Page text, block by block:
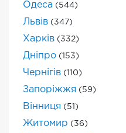
Одеса (544)
Львів (347)
Харків (332)
Дніпро (153)
Чернігів (110)
Запоріжжя (59)
Вінниця (51)
Житомир (36)